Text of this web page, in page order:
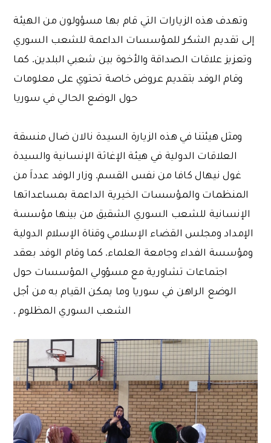
وتهدف هذه الزيارات التي قام بها مسؤولون من الهيئة
إلى تقديم الشكر للمؤسسات الداعمة للشعب السوري
وتعزيز علاقات الصداقة والأخوة بين شعبي البلدين. كما
وقام الوفد بتقديم عروض خاصة تحتوي على معلومات
حول الوضع الحالي في سوريا
ومثل هيئتنا في هذه الزيارة السيدة نالان ضال منسقة
العلاقات الدولية في هيئة الإغاثة الإنسانية والسيدة
غول نيهال كافا من نفس القسم. وزار الوفد عدداَ من
المنظمات والمؤسسات الخيرية الداعمة بمساعداتها
الإنسانية للشعب السوري الشقيق من بينها مؤسسة
الإمداد ومجلس القضاء الإسلامي وقناة الإسلام الدولية
ومؤسسة الفداء وجامعة العلماء. كما وقام الوفد بعقد
اجتماعات تشاورية مع مسؤولي المؤسسات حول
الوضع الراهن في سوريا وما يمكن القيام به من أجل
الشعب السوري المظلوم .